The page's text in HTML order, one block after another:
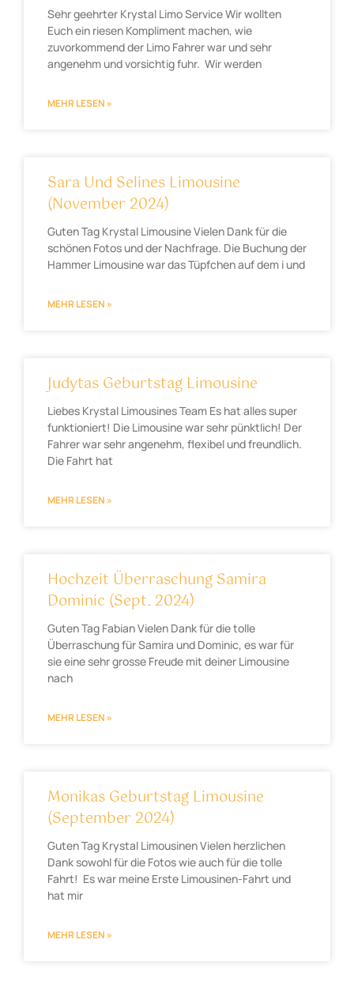
Sehr geehrter Krystal Limo Service Wir wollten
Euch ein riesen Kompliment machen, wie
zuvorkommend der Limo Fahrer war und sehr
angenehm und vorsichtig fuhr. Wir werden
MEHR LESEN »
Sara Und Selines Limousine
(November 2024)
Guten Tag Krystal Limousine Vielen Dank für die
schönen Fotos und der Nachfrage. Die Buchung der
Hammer Limousine war das Tüpfchen auf dem i und
MEHR LESEN »
Judytas Geburtstag Limousine
Liebes Krystal Limousines Team Es hat alles super
funktioniert! Die Limousine war sehr pünktlich! Der
Fahrer war sehr angenehm, flexibel und freundlich.
Die Fahrt hat
MEHR LESEN »
Hochzeit Überraschung Samira
Dominic (Sept. 2024)
Guten Tag Fabian Vielen Dank für die tolle
Überraschung für Samira und Dominic, es war für
sie eine sehr grosse Freude mit deiner Limousine
nach
MEHR LESEN »
Monikas Geburtstag Limousine
(September 2024)
Guten Tag Krystal Limousinen Vielen herzlichen
Dank sowohl für die Fotos wie auch für die tolle
Fahrt! Es war meine Erste Limousinen-Fahrt und
hat mir
MEHR LESEN »